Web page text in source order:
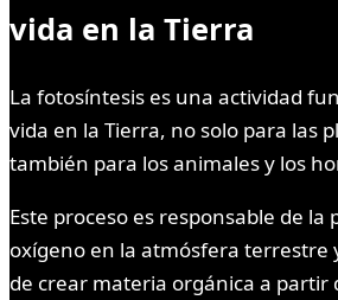
vida en la Tierra
La fotosíntesis es una actividad
vida en la Tierra, no solo para las
también para los animales y los
Este proceso es responsable de la
oxígeno en la atmósfera terrestre
de crear materia orgánica a partir